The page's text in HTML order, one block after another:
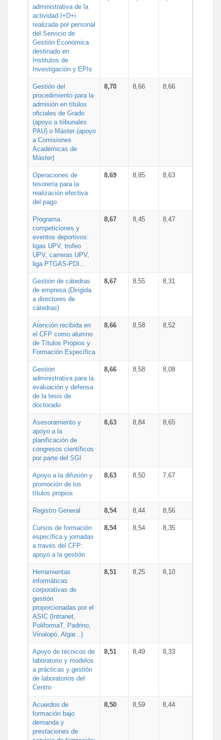
administrativa de la
actividad I+D+i
realizada por personal
del Servicio de
Gestión Económica
destinado en
Institutos de
Investigación y EPIs
Gestión del
procedimiento para la
admisión en títulos
oficiales de Grado
(apoyo a tribunales
PAU) o Máster (apoyo
a Comisiones
Académicas de
Máster)
8,70 8,66 8,66
Operaciones de
tesorería para la
realización efectiva
del pago
8,69 8,85 8,63
Programa
competiciones y
eventos deportivos:
ligas UPV, trofeo
UPV, carreras UPV,
liga PTGAS-PDI...
8,67 8,45 8,47
Gestión de cátedras
de empresa (Dirigida
a directores de
cátedras)
8,67 8,55 8,31
Atención recibida en
el CFP como alumno
de Títulos Propios y
Formación Específica
8,66 8,58 8,52
Gestión
administrativa para la
evaluación y defensa
de la tesis de
doctorado
8,66 8,58 8,08
Asesoramiento y
apoyo a la
planificación de
congresos científicos
por parte del SGI
8,63 8,84 8,65
Apoyo a la difusión y
promoción de los
títulos propios
8,63 8,50 7,67
Registro General 8,54 8,44 8,56
Cursos de formación
específica y jornadas
a través del CFP:
apoyo a la gestión
8,54 8,54 8,35
Herramientas
informáticas
corporativas de
gestión
proporcionadas por el
ASIC (Intranet,
PoliformaT, Padrino,
Vinalopó, Algar...)
8,51 8,25 8,10
Apoyo de técnicos de
laboratorio y modelos
a prácticas y gestión
de laboratorios del
Centro
8,51 8,49 8,33
Acuerdos de
formación bajo
demanda y
prestaciones de
8,50 8,59 8,44